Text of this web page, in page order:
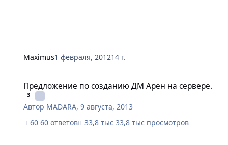
Maximus1 февраля, 201214 г.
Предложение по созданию ДМ Арен на сервере.
3
Автор MADARA,9 августа, 2013
60 ответов
33,8 тыс просмотров